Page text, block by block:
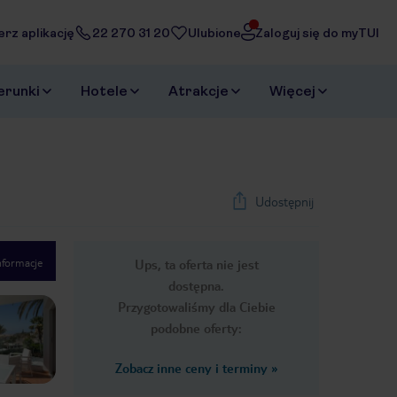
aplikację 22 270 31 20 Ulubione Zaloguj się do myTUI
Hotele Atrakcje Więcej
Udostępnij
Ups, ta oferta nie jest
dostępna.
Przygotowaliśmy dla Ciebie
podobne oferty:
Zobacz inne ceny i terminy »
Next slide
1/8